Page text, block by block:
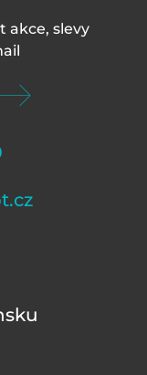
akce, slevy